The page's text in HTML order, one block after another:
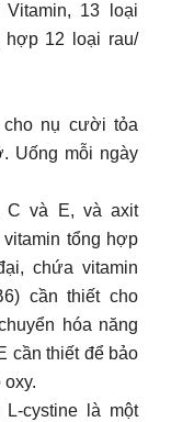
13 loại
hợp 12 loại rau/
cho nụ cười tỏa
Uống mỗi ngày
C và E, và axit
tổng hợp
chứa vitamin
cần thiết cho
hóa năng
cần thiết để bảo
cystine là một